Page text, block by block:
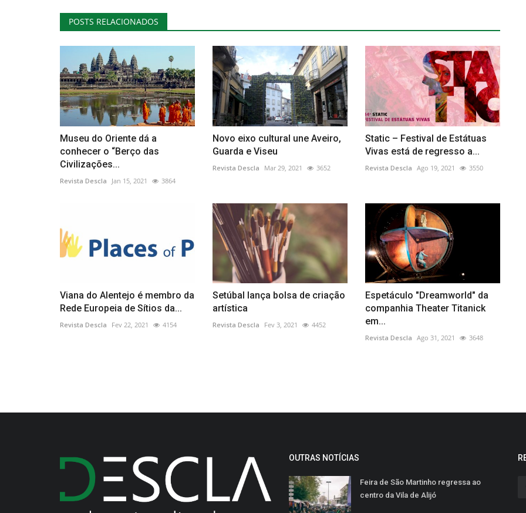
POSTS RELACIONADOS
Museu do Oriente dá a
conhecer o “Berço das
Civilizações...
Revista Descla Jan 15, 2021 3864
Novo eixo cultural une Aveiro,
Guarda e Viseu
Revista Descla Mar 29, 2021 3652
Static – Festival de Estátuas
Vivas está de regresso a...
Revista Descla Ago 19, 2021 3550
Viana do Alentejo é membro da
Rede Europeia de Sítios da...
Revista Descla Fev 22, 2021 4154
Setúbal lança bolsa de criação
artística
Revista Descla Fev 3, 2021 4452
Espetáculo "Dreamworld" da
companhia Theater Titanick
em...
Revista Descla Ago 31, 2021 3648
OUTRAS NOTÍCIAS
Feira de São Martinho regressa ao
centro da Vila de Alijó